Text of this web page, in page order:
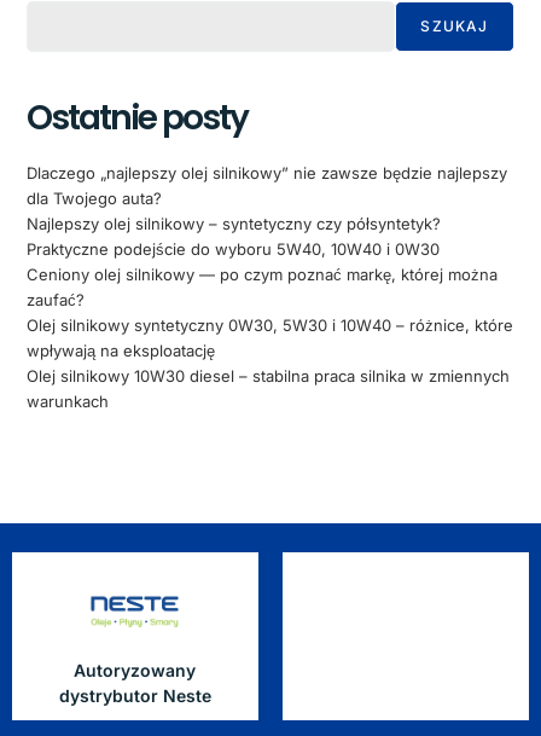
SZUKAJ
Ostatnie posty
Dlaczego „najlepszy olej silnikowy” nie zawsze będzie najlepszy
dla Twojego auta?
Najlepszy olej silnikowy – syntetyczny czy półsyntetyk?
Praktyczne podejście do wyboru 5W40, 10W40 i 0W30
Ceniony olej silnikowy — po czym poznać markę, której można
zaufać?
Olej silnikowy syntetyczny 0W30, 5W30 i 10W40 – różnice, które
wpływają na eksploatację
Olej silnikowy 10W30 diesel – stabilna praca silnika w zmiennych
warunkach
Autoryzowany
dystrybutor Neste